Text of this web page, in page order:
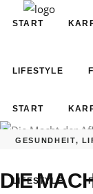
START
LIFESTYLE
START
LIFESTYLE
GESUNDHEIT,
DIE